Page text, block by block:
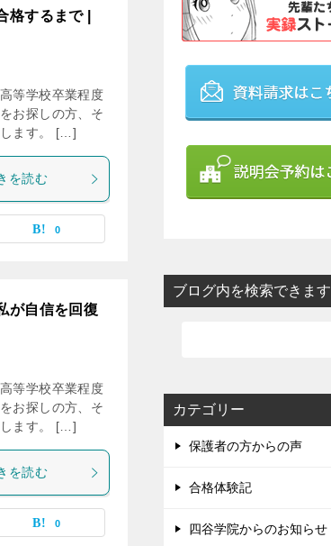
するまで |
等学校卒業程度
お探しの方、そ
します。 […]
を読む
0
が自信を回復
等学校卒業程度
お探しの方、そ
します。 […]
を読む
0
ブログ内を検索できます
カテゴリー
保護者の方からの声
合格体験記
四谷学院からのお知らせ